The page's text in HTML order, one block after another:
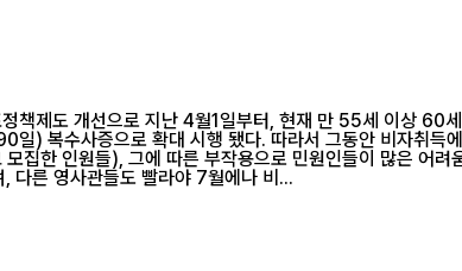
취득에 어려움을 겪고 있던 중국동포들이 비자신청
따른 부작용으로 민원인들이 많은 어려움을 겪고 있다. 폭주하는 신
다른 영사관들도 빨라야 7월에나 비...